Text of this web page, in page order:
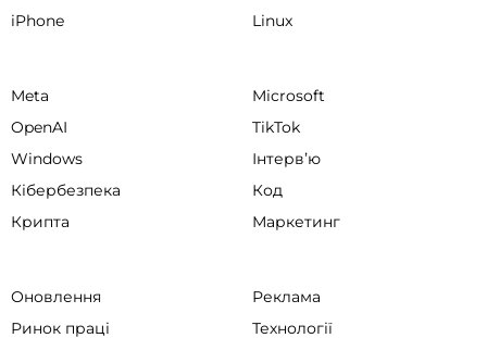
iPhone
Linux
Meta
Microsoft
OpenAI
TikTok
Windows
Інтервʼю
Кібербезпека
Код
Крипта
Маркетинг
Оновлення
Реклама
Ринок праці
Технології